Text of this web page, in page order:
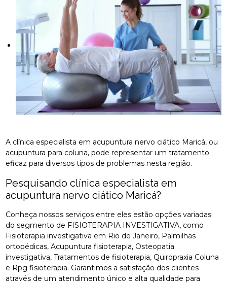
A clínica especialista em acupuntura nervo ciático Maricá, ou
acupuntura para coluna, pode representar um tratamento
eficaz para diversos tipos de problemas nesta região.
Pesquisando clínica especialista em
acupuntura nervo ciático Maricá?
Conheça nossos serviços entre eles estão opções variadas
do segmento de FISIOTERAPIA INVESTIGATIVA, como
Fisioterapia investigativa em Rio de Janeiro, Palmilhas
ortopédicas, Acupuntura fisioterapia, Osteopatia
investigativa, Tratamentos de fisioterapia, Quiropraxia Coluna
e Rpg fisioterapia. Garantimos a satisfação dos clientes
através de um atendimento único e alta qualidade para